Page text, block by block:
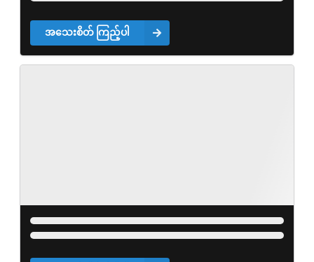
အသေးစိတ် ကြည့်ပါ